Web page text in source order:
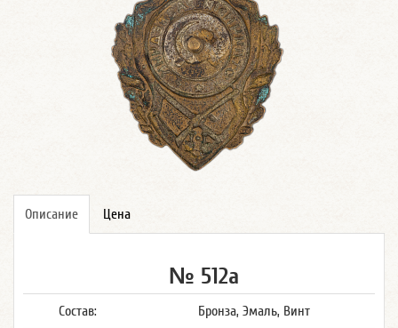
Описание Цена
№ 512а
Состав: Бронза, Эмаль, Винт